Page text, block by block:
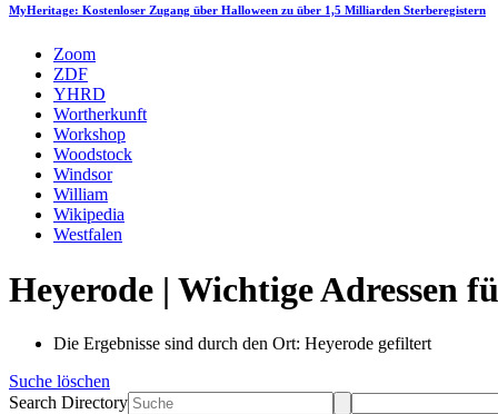
MyHeritage: Kostenloser Zugang über Halloween zu über 1,5 Milliarden Sterberegistern
Zoom
ZDF
YHRD
Wortherkunft
Workshop
Woodstock
Windsor
William
Wikipedia
Westfalen
Heyerode | Wichtige Adressen
Die Ergebnisse sind durch den Ort: Heyerode gefiltert
Suche löschen
Search Directory